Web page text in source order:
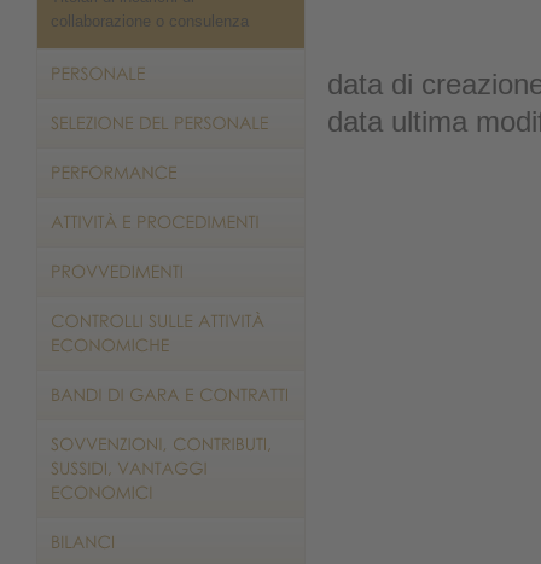
collaborazione o consulenza
data di
data ultima